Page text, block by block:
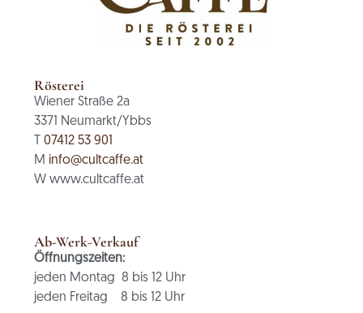
Rösterei
Wiener Straße 2a
3371 Neumarkt/Ybbs
T07412 53 901
M info@cultcaffe.at
W www.cultcaffe.at
Ab-Werk-Verkauf
Öffnungszeiten:
jeden Montag 8 bis 12 Uhr
jeden Freitag 8 bis 12 Uhr